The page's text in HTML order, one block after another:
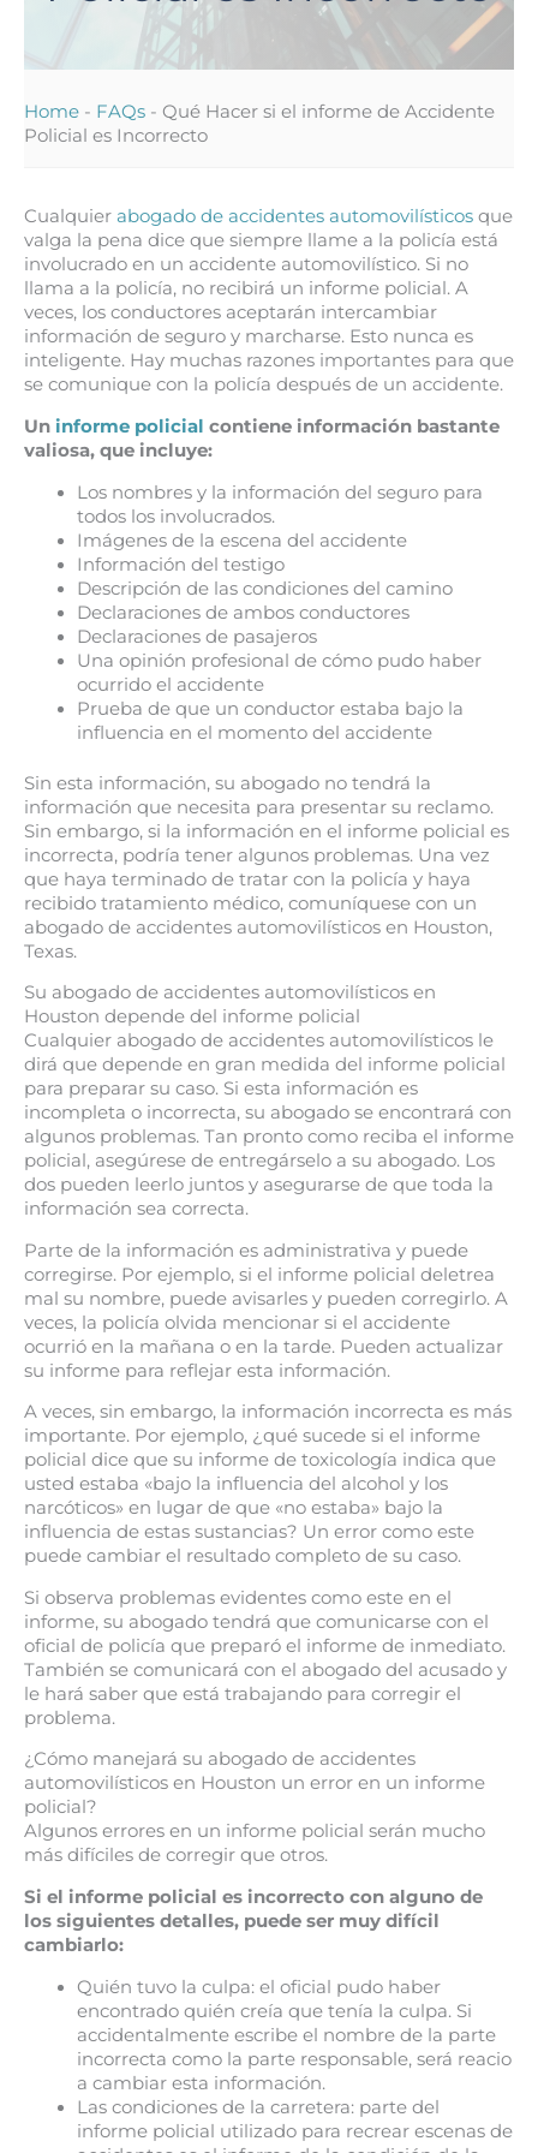
Home - FAQs - Qué Hacer si el informe de Accidente
Policial es Incorrecto
Cualquier abogado de accidentes automovilísticos que
valga la pena dice que siempre llame a la policía está
involucrado en un accidente automovilístico. Si no
llama a la policía, no recibirá un informe policial. A
veces, los conductores aceptarán intercambiar
información de seguro y marcharse. Esto nunca es
inteligente. Hay muchas razones importantes para que
se comunique con la policía después de un accidente.
Un informe policial contiene información bastante
valiosa, que incluye:
Los nombres y la información del seguro para
todos los involucrados.
Imágenes de la escena del accidente
Información del testigo
Descripción de las condiciones del camino
Declaraciones de ambos conductores
Declaraciones de pasajeros
Una opinión profesional de cómo pudo haber
ocurrido el accidente
Prueba de que un conductor estaba bajo la
influencia en el momento del accidente
Sin esta información, su abogado no tendrá la
información que necesita para presentar su reclamo.
Sin embargo, si la información en el informe policial es
incorrecta, podría tener algunos problemas. Una vez
que haya terminado de tratar con la policía y haya
recibido tratamiento médico, comuníquese con un
abogado de accidentes automovilísticos en Houston,
Texas.
Su abogado de accidentes automovilísticos en
Houston depende del informe policial
Cualquier abogado de accidentes automovilísticos le
dirá que depende en gran medida del informe policial
para preparar su caso. Si esta información es
incompleta o incorrecta, su abogado se encontrará con
algunos problemas. Tan pronto como reciba el informe
policial, asegúrese de entregárselo a su abogado. Los
dos pueden leerlo juntos y asegurarse de que toda la
información sea correcta.
Parte de la información es administrativa y puede
corregirse. Por ejemplo, si el informe policial deletrea
mal su nombre, puede avisarles y pueden corregirlo. A
veces, la policía olvida mencionar si el accidente
ocurrió en la mañana o en la tarde. Pueden actualizar
su informe para reflejar esta información.
A veces, sin embargo, la información incorrecta es más
importante. Por ejemplo, ¿qué sucede si el informe
policial dice que su informe de toxicología indica que
usted estaba «bajo la influencia del alcohol y los
narcóticos» en lugar de que «no estaba» bajo la
influencia de estas sustancias? Un error como este
puede cambiar el resultado completo de su caso.
Si observa problemas evidentes como este en el
informe, su abogado tendrá que comunicarse con el
oficial de policía que preparó el informe de inmediato.
También se comunicará con el abogado del acusado y
le hará saber que está trabajando para corregir el
problema.
¿Cómo manejará su abogado de accidentes
automovilísticos en Houston un error en un informe
policial?
Algunos errores en un informe policial serán mucho
más difíciles de corregir que otros.
Si el informe policial es incorrecto con alguno de
los siguientes detalles, puede ser muy difícil
cambiarlo:
Quién tuvo la culpa: el oficial pudo haber
encontrado quién creía que tenía la culpa. Si
accidentalmente escribe el nombre de la parte
incorrecta como la parte responsable, será reacio
a cambiar esta información.
Las condiciones de la carretera: parte del
informe policial utilizado para recrear escenas de